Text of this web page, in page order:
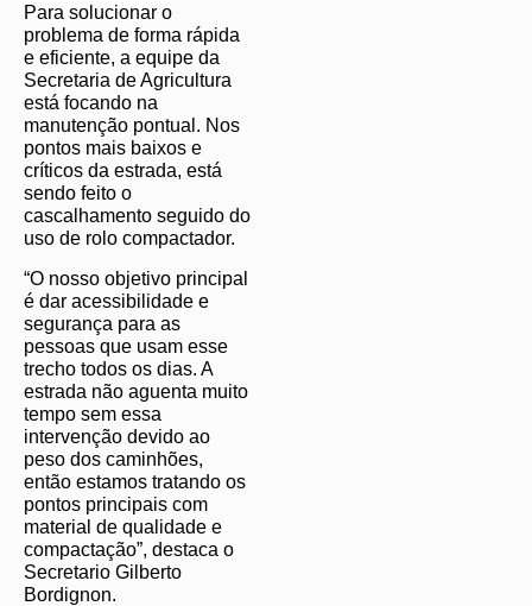
Para solucionar o
problema de forma rápida
e eficiente, a equipe da
Secretaria de Agricultura
está focando na
manutenção pontual. Nos
pontos mais baixos e
críticos da estrada, está
sendo feito o
cascalhamento seguido do
uso de rolo compactador.
“O nosso objetivo principal
é dar acessibilidade e
segurança para as
pessoas que usam esse
trecho todos os dias. A
estrada não aguenta muito
tempo sem essa
intervenção devido ao
peso dos caminhões,
então estamos tratando os
pontos principais com
material de qualidade e
compactação”, destaca o
Secretario Gilberto
Bordignon.